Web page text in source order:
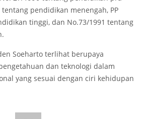
tentang pendidikan menengah, PP
tinggi, dan No.73/1991 tentang
Soeharto terlihat berupaya
dan teknologi dalam
yang sesuai dengan ciri kehidupan